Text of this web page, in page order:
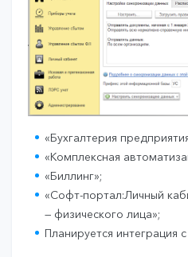
«Бухгалтерия
«Комплексная
«Биллинг»;
«Софт-портал:Личный
— физического лица»;
Планируется интеграция